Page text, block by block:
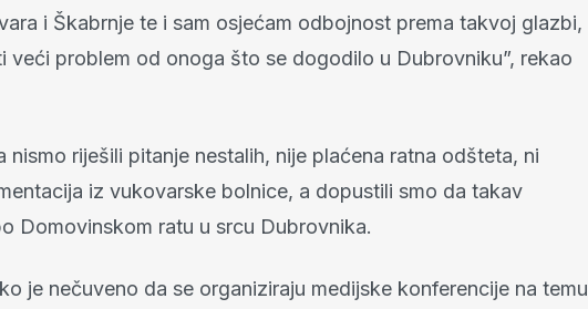
i Škabrnje te i sam osjećam odbojnost prema takvoj glazbi,
veći problem od onoga što se dogodilo u Dubrovniku”, rekao
nismo riješili pitanje nestalih, nije plaćena ratna odšteta, ni
iz vukovarske bolnice, a dopustili smo da takav
Domovinskom ratu u srcu Dubrovnika.
je nečuveno da se organiziraju medijske konferencije na temu